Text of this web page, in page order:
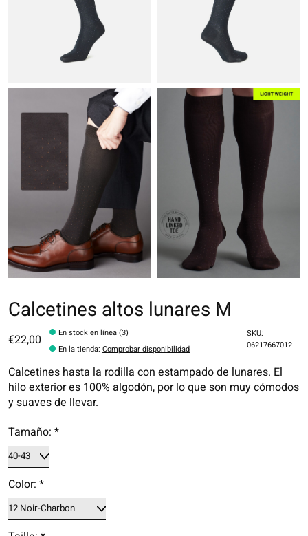
Calcetines altos lunares M
€22,00
En stock en línea (3)
En la tienda:Comprobar disponibilidad
SKU:
06217667012
Calcetines hasta la rodilla con estampado de lunares. El
hilo exterior es 100% algodón, por lo que son muy cómodos
y suaves de llevar.
Tamaño: *
Color: *